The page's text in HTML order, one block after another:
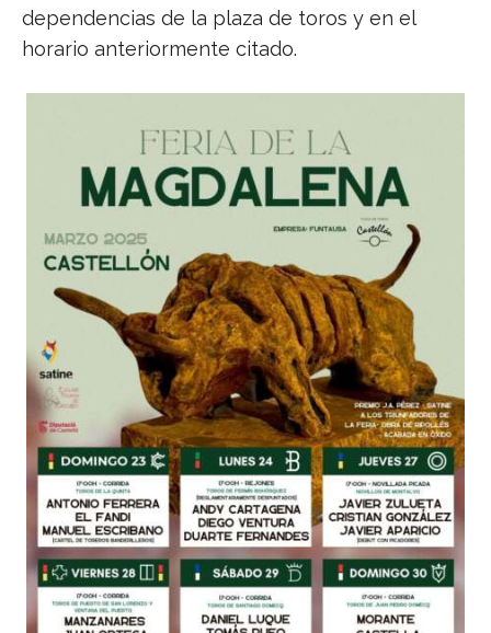
dependencias de la plaza de toros y en el
horario anteriormente citado.